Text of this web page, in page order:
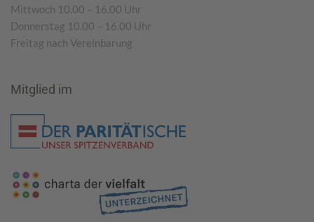
Mittwoch 10.00 – 16.00 Uhr
Donnerstag 10.00 – 16.00 Uhr
Freitag nach Vereinbarung
Mitglied im